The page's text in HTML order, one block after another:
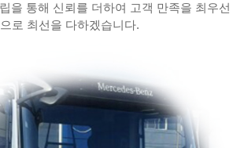
을 통해 신뢰를 더하여 고객 만족을 최우선
로 최선을 다하겠습니다.